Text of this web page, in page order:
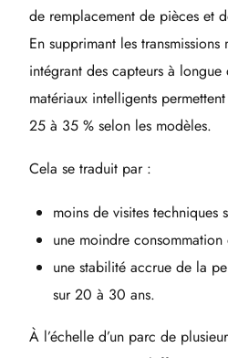
de remplacement de pièces et
En supprimant les
intégrant des capteurs à
matériaux intelligents
25 à 35 % selon les modèles.
Cela se traduit par :
moins de visites techniques
une moindre
une stabilité accrue de la
sur 20 à 30 ans.
À l’échelle d’un parc de